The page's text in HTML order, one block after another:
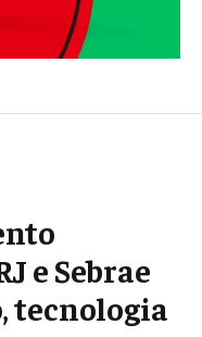
e Sebrae
tecnologia